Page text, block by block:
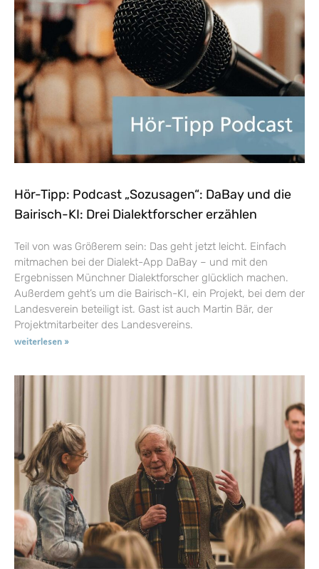
Hör-Tipp: Podcast „Sozusagen“: DaBay und die
Bairisch-KI: Drei Dialektforscher erzählen
Teil von was Größerem sein: Das geht jetzt leicht. Einfach
mitmachen bei der Dialekt-App DaBay – und mit den
Ergebnissen Münchner Dialektforscher glücklich machen.
Außerdem geht’s um die Bairisch-KI, ein Projekt, bei dem der
Landesverein beteiligt ist. Gast ist auch Martin Bär, der
Projektmitarbeiter des Landesvereins.
weiterlesen »